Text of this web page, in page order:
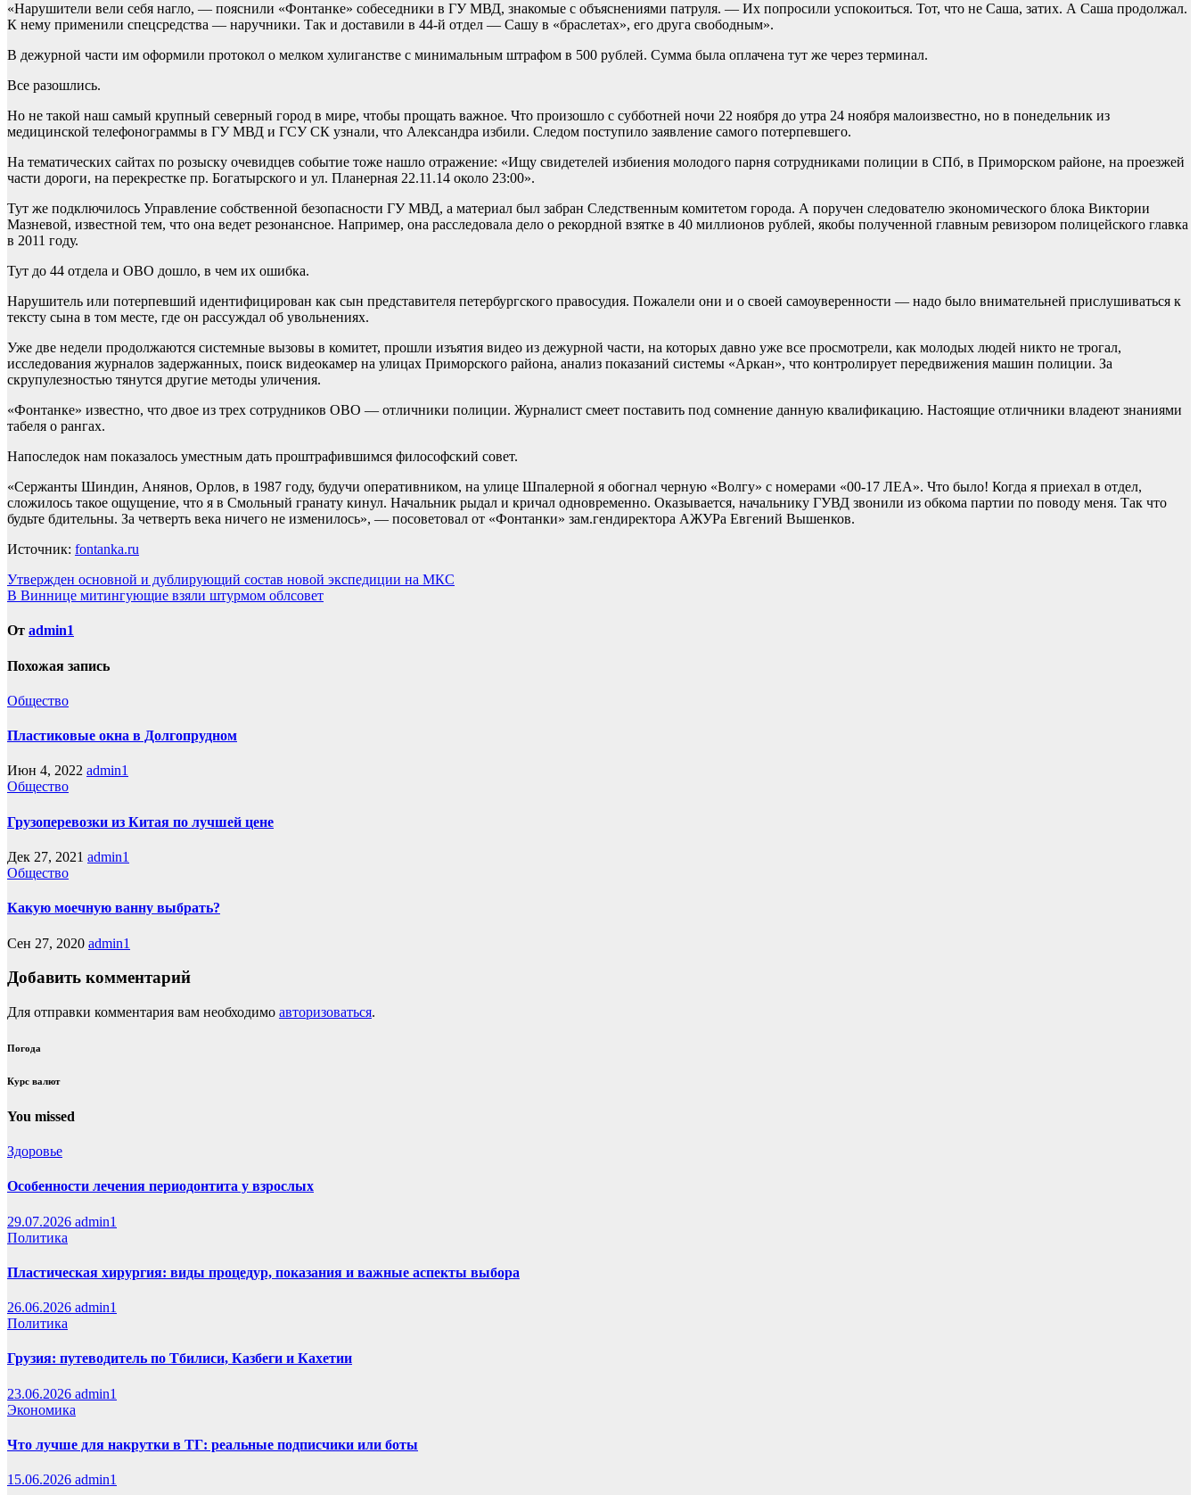
«Нарушители вели себя нагло, — пояснили «Фонтанке» собеседники в ГУ МВД, знакомые с объяснениями патруля. — Их попросили успокоиться. Тот, что не Саша, затих. А Саша продолжал.
К нему применили спецсредства — наручники. Так и доставили в 44-й отдел — Сашу в «браслетах», его друга свободным».
В дежурной части им оформили протокол о мелком хулиганстве с минимальным штрафом в 500 рублей. Сумма была оплачена тут же через терминал.
Все разошлись.
Но не такой наш самый крупный северный город в мире, чтобы прощать важное. Что произошло с субботней ночи 22 ноября до утра 24 ноября малоизвестно, но в понедельник из
медицинской телефонограммы в ГУ МВД и ГСУ СК узнали, что Александра избили. Следом поступило заявление самого потерпевшего.
На тематических сайтах по розыску очевидцев событие тоже нашло отражение: «Ищу свидетелей избиения молодого парня сотрудниками полиции в СПб, в Приморском районе, на проезжей
части дороги, на перекрестке пр. Богатырского и ул. Планерная 22.11.14 около 23:00».
Тут же подключилось Управление собственной безопасности ГУ МВД, а материал был забран Следственным комитетом города. А поручен следователю экономического блока Виктории
Мазневой, известной тем, что она ведет резонансное. Например, она расследовала дело о рекордной взятке в 40 миллионов рублей, якобы полученной главным ревизором полицейского главка
в 2011 году.
Тут до 44 отдела и ОВО дошло, в чем их ошибка.
Нарушитель или потерпевший идентифицирован как сын представителя петербургского правосудия. Пожалели они и о своей самоуверенности — надо было внимательней прислушиваться к
тексту сына в том месте, где он рассуждал об увольнениях.
Уже две недели продолжаются системные вызовы в комитет, прошли изъятия видео из дежурной части, на которых давно уже все просмотрели, как молодых людей никто не трогал,
исследования журналов задержанных, поиск видеокамер на улицах Приморского района, анализ показаний системы «Аркан», что контролирует передвижения машин полиции. За
скрупулезностью тянутся другие методы уличения.
«Фонтанке» известно, что двое из трех сотрудников ОВО — отличники полиции. Журналист смеет поставить под сомнение данную квалификацию. Настоящие отличники владеют знаниями
табеля о рангах.
Напоследок нам показалось уместным дать проштрафившимся философский совет.
«Сержанты Шиндин, Анянов, Орлов, в 1987 году, будучи оперативником, на улице Шпалерной я обогнал черную «Волгу» с номерами «00-17 ЛЕА». Что было! Когда я приехал в отдел,
сложилось такое ощущение, что я в Смольный гранату кинул. Начальник рыдал и кричал одновременно. Оказывается, начальнику ГУВД звонили из обкома партии по поводу меня. Так что
будьте бдительны. За четверть века ничего не изменилось», — посоветовал от «Фонтанки» зам.гендиректора АЖУРа Евгений Вышенков.
Источник: fontanka.ru
Навигация
по
записям
Утвержден основной и дублирующий состав новой экспедиции на МКС
В Виннице митингующие взяли штурмом облсовет
От admin1
Похожая запись
Общество
Пластиковые окна в Долгопрудном
Июн 4, 2022 admin1
Общество
Грузоперевозки из Китая по лучшей цене
Дек 27, 2021 admin1
Общество
Какую моечную ванну выбрать?
Сен 27, 2020 admin1
Добавить комментарий
Для отправки комментария вам необходимо авторизоваться.
Погода
Курс валют
You missed
Здоровье
Особенности лечения периодонтита у взрослых
29.07.2026 admin1
Политика
Пластическая хирургия: виды процедур, показания и важные аспекты выбора
26.06.2026 admin1
Политика
Грузия: путеводитель по Тбилиси, Казбеги и Кахетии
23.06.2026 admin1
Экономика
Что лучше для накрутки в ТГ: реальные подписчики или боты
15.06.2026 admin1